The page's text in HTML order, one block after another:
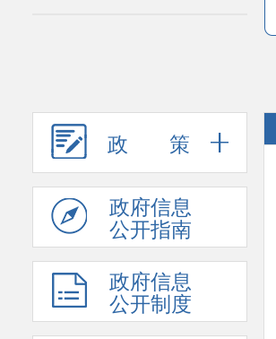
政 策
政府信息
公开指南
政府信息
公开制度